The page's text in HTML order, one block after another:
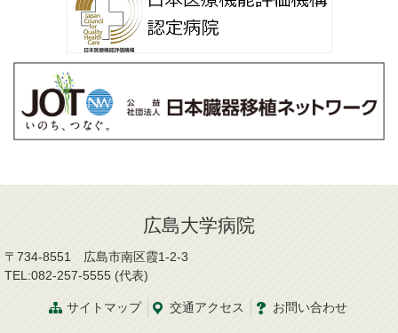
広島大学病院
〒734-8551 広島市南区霞1-2-3
TEL:082-257-5555 (代表)
サイトマップ 交通アクセス お問い合わせ